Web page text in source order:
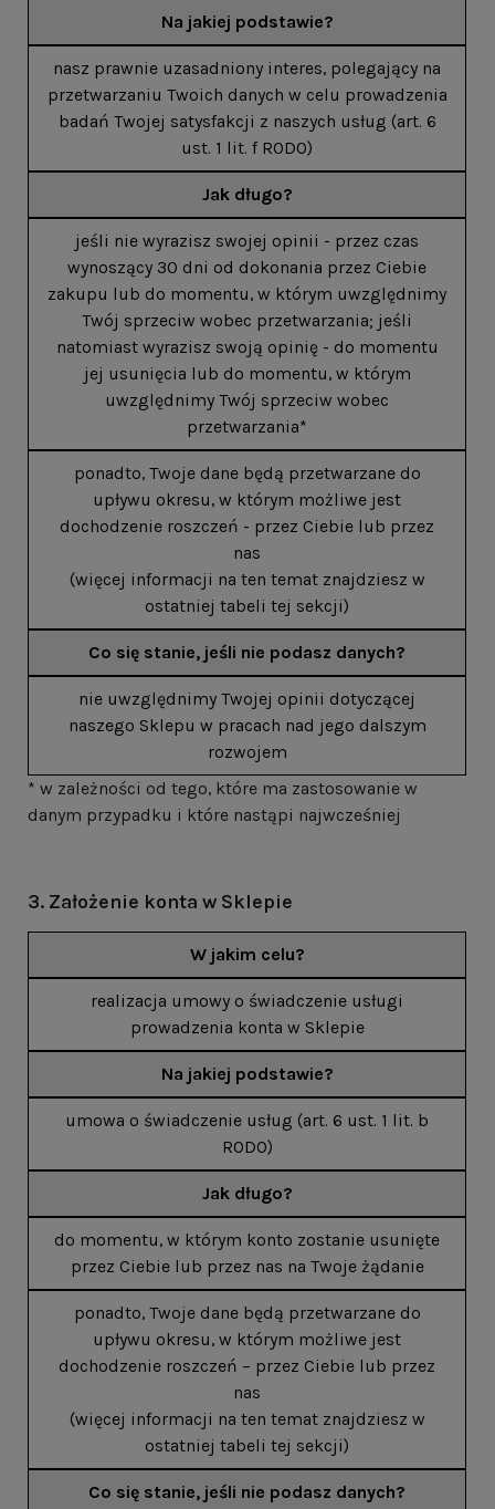
Na jakiej podstawie?
nasz prawnie uzasadniony interes, polegający na
przetwarzaniu Twoich danych w celu prowadzenia
badań Twojej satysfakcji z naszych usług (art. 6
ust. 1 lit. f RODO)
Jak długo?
jeśli nie wyrazisz swojej opinii - przez czas
wynoszący 30 dni od dokonania przez Ciebie
zakupu lub do momentu, w którym uwzględnimy
Twój sprzeciw wobec przetwarzania; jeśli
natomiast wyrazisz swoją opinię - do momentu
jej usunięcia lub do momentu, w którym
uwzględnimy Twój sprzeciw wobec
przetwarzania*
ponadto, Twoje dane będą przetwarzane do
upływu okresu, w którym możliwe jest
dochodzenie roszczeń - przez Ciebie lub przez
nas
(więcej informacji na ten temat znajdziesz w
ostatniej tabeli tej sekcji)
Co się stanie, jeśli nie podasz danych?
nie uwzględnimy Twojej opinii dotyczącej
naszego Sklepu w pracach nad jego dalszym
rozwojem
* w zależności od tego, które ma zastosowanie w
danym przypadku i które nastąpi najwcześniej
3. Założenie konta w Sklepie
W jakim celu?
realizacja umowy o świadczenie usługi
prowadzenia konta w Sklepie
Na jakiej podstawie?
umowa o świadczenie usług (art. 6 ust. 1 lit. b
RODO)
Jak długo?
do momentu, w którym konto zostanie usunięte
przez Ciebie lub przez nas na Twoje żądanie
ponadto, Twoje dane będą przetwarzane do
upływu okresu, w którym możliwe jest
dochodzenie roszczeń – przez Ciebie lub przez
nas
(więcej informacji na ten temat znajdziesz w
ostatniej tabeli tej sekcji)
Co się stanie, jeśli nie podasz danych?